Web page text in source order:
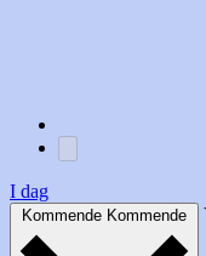
I dag
Kommende Kommende